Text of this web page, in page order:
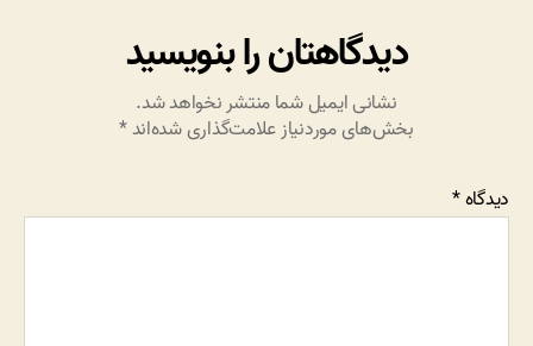
دیدگاهتان را بنویسید
نشانی ایمیل شما منتشر نخواهد شد.
بخش‌های موردنیاز علامت‌گذاری شده‌اند*
دیدگاه*